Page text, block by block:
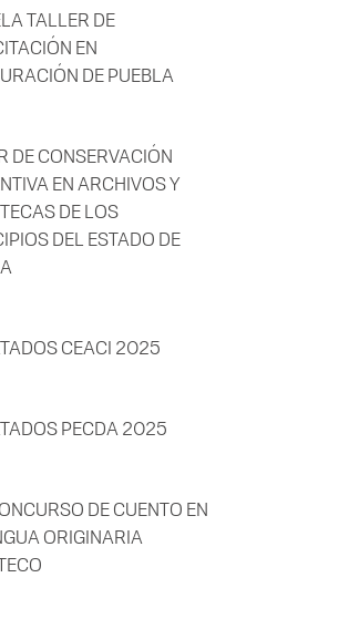
TALLER DE
EN
DE PUEBLA
DE CONSERVACIÓN
EN ARCHIVOS Y
DE LOS
DEL ESTADO DE
CEACI 2025
PECDA 2025
DE CUENTO EN
ORIGINARIA